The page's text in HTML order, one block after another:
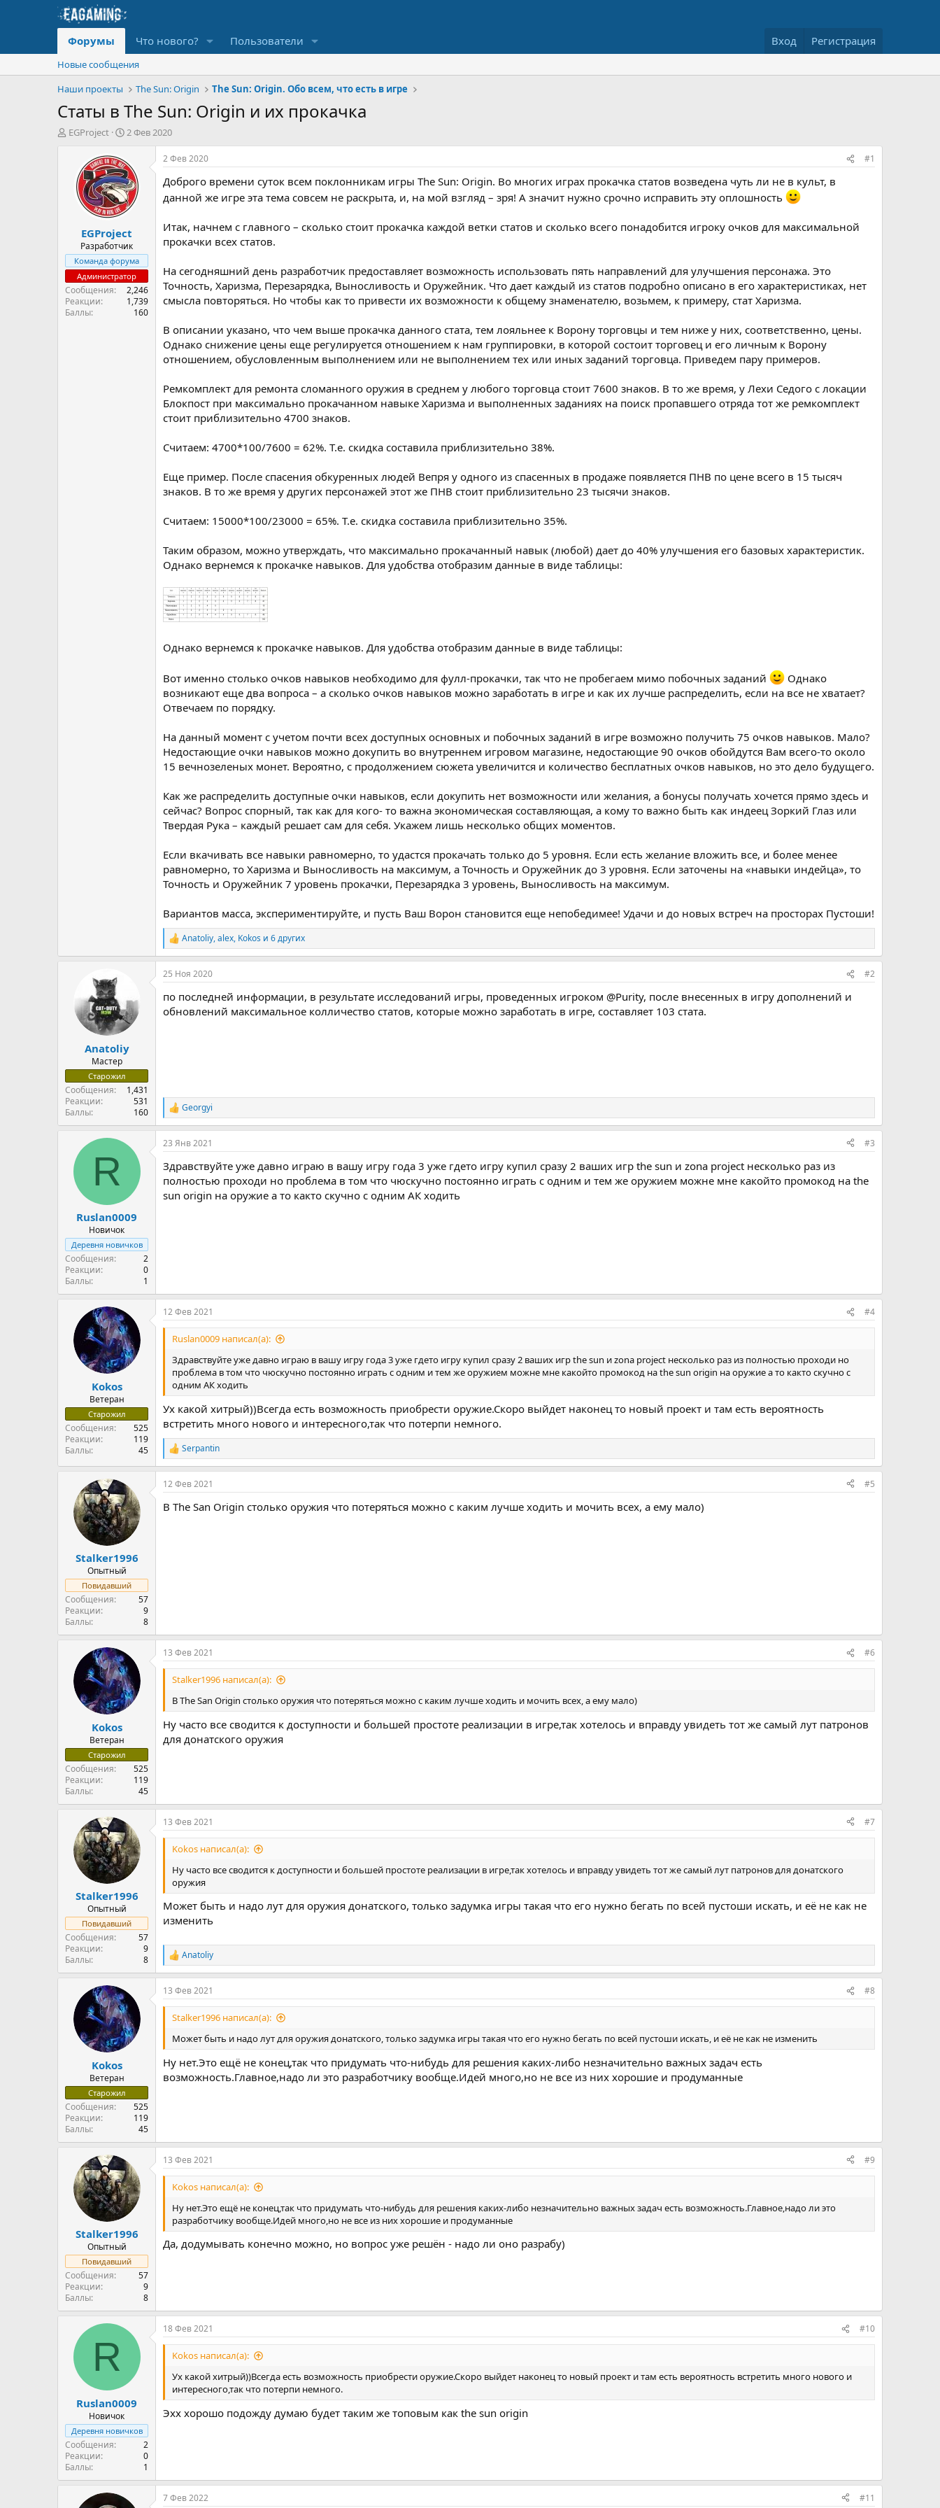
Форумы Что нового? Пользователи Вход Регистрация
Новые сообщения
Наши проекты
The Sun: Origin The Sun: Origin. Обо всем, что есть в игре
Статы в The Sun: Origin и их прокачка
А
EGProject
Д
а
н
а
ч
л
а
2 Фев 2020
EGProject
Разработчик
Команда форума
Администратор
Сообщения
2,246
Реакции
1,739
Баллы
160
2 Фев 2020 #1
Доброго времени суток всем поклонникам игры The Sun: Origin. Во многих играх прокачка статов возведена чуть ли не в культ, в
данной же игре эта тема совсем не раскрыта, и, на мой взгляд – зря! А значит нужно срочно исправить эту оплошность
Итак, начнем с главного – сколько стоит прокачка каждой ветки статов и сколько всего понадобится игроку очков для максимальной
прокачки всех статов.
На сегодняшний день разработчик предоставляет возможность использовать пять направлений для улучшения персонажа. Это
Точность, Харизма, Перезарядка, Выносливость и Оружейник. Что дает каждый из статов подробно описано в его характеристиках, нет
смысла повторяться. Но чтобы как то привести их возможности к общему знаменателю, возьмем, к примеру, стат Харизма.
В описании указано, что чем выше прокачка данного стата, тем лояльнее к Ворону торговцы и тем ниже у них, соответственно, цены.
Однако снижение цены еще регулируется отношением к нам группировки, в которой состоит торговец и его личным к Ворону
отношением, обусловленным выполнением или не выполнением тех или иных заданий торговца. Приведем пару примеров.
Ремкомплект для ремонта сломанного оружия в среднем у любого торговца стоит 7600 знаков. В то же время, у Лехи Седого с локации
Блокпост при максимально прокачанном навыке Харизма и выполненных заданиях на поиск пропавшего отряда тот же ремкомплект
стоит приблизительно 4700 знаков.
Считаем: 4700*100/7600 = 62%. Т.е. скидка составила приблизительно 38%.
Еще пример. После спасения обкуренных людей Вепря у одного из спасенных в продаже появляется ПНВ по цене всего в 15 тысяч
знаков. В то же время у других персонажей этот же ПНВ стоит приблизительно 23 тысячи знаков.
Считаем: 15000*100/23000 = 65%. Т.е. скидка составила приблизительно 35%.
Таким образом, можно утверждать, что максимально прокачанный навык (любой) дает до 40% улучшения его базовых характеристик.
Однако вернемся к прокачке навыков. Для удобства отобразим данные в виде таблицы:
Однако вернемся к прокачке навыков. Для удобства отобразим данные в виде таблицы:
Вот именно столько очков навыков необходимо для фулл-прокачки, так что не пробегаем мимо побочных заданий
Однако
возникают еще два вопроса – а сколько очков навыков можно заработать в игре и как их лучше распределить, если на все не хватает?
Отвечаем по порядку.
На данный момент с учетом почти всех доступных основных и побочных заданий в игре возможно получить 75 очков навыков. Мало?
Недостающие очки навыков можно докупить во внутреннем игровом магазине, недостающие 90 очков обойдутся Вам всего-то около
15 вечнозеленых монет. Вероятно, с продолжением сюжета увеличится и количество бесплатных очков навыков, но это дело будущего.
Как же распределить доступные очки навыков, если докупить нет возможности или желания, а бонусы получать хочется прямо здесь и
сейчас? Вопрос спорный, так как для кого- то важна экономическая составляющая, а кому то важно быть как индеец Зоркий Глаз или
Твердая Рука – каждый решает сам для себя. Укажем лишь несколько общих моментов.
Если вкачивать все навыки равномерно, то удастся прокачать только до 5 уровня. Если есть желание вложить все, и более менее
равномерно, то Харизма и Выносливость на максимум, а Точность и Оружейник до 3 уровня. Если заточены на «навыки индейца», то
Точность и Оружейник 7 уровень прокачки, Перезарядка 3 уровень, Выносливость на максимум.
Вариантов масса, экспериментируйте, и пусть Ваш Ворон становится еще непобедимее! Удачи и до новых встреч на просторах Пустоши!
Р
е
а
к
и
и
Anatoliy,alex, Kokos и 6 других
Anatoliy
Мастер
Старожил
Сообщения
1,431
Реакции
531
Баллы
160
25 Ноя 2020 #2
по последней информации, в результате исследований игры, проведенных игроком @Purity, после внесенных в игру дополнений и
обновлений максимальное колличество статов, которые можно заработать в игре, составляет 103 стата.
Р
е
а
к
и
и
Georgyi
R
Ruslan0009
Новичок
Деревня новичков
Сообщения
2
Реакции
0
Баллы
1
23 Янв 2021 #3
Здравствуйте уже давно играю в вашу игру года 3 уже гдето игру купил сразу 2 ваших игр the sun и zona project несколько раз из
полностью проходи но проблема в том что чюскучно постоянно играть с одним и тем же оружием можне мне какойто промокод на the
sun origin на оружие а то както скучно с одним АК ходить
Kokos
Ветеран
Старожил
Сообщения
525
Реакции
119
Баллы
45
12 Фев 2021 #4
Ruslan0009 написал(а):
Здравствуйте уже давно играю в вашу игру года 3 уже гдето игру купил сразу 2 ваших игр the sun и zona project несколько раз из полностью проходи но
проблема в том что чюскучно постоянно играть с одним и тем же оружием можне мне какойто промокод на the sun origin на оружие а то както скучно с
одним АК ходить
Ух какой хитрый))Всегда есть возможность приобрести оружие.Скоро выйдет наконец то новый проект и там есть вероятность
встретить много нового и интересного,так что потерпи немного.
Р
е
а
к
и
Serpantin
Stalker1996
Опытный
Повидавший
Сообщения
57
Реакции
9
Баллы
8
12 Фев 2021 #5
В The San Origin столько оружия что потеряться можно с каким лучше ходить и мочить всех, а ему мало)
Kokos
Ветеран
Старожил
Сообщения
525
Реакции
119
Баллы
45
13 Фев 2021 #6
Stalker1996 написал(а):
В The San Origin столько оружия что потеряться можно с каким лучше ходить и мочить всех, а ему мало)
Ну часто все сводится к доступности и большей простоте реализации в игре,так хотелось и вправду увидеть тот же самый лут патронов
для донатского оружия
Stalker1996
Опытный
Повидавший
Сообщения
57
Реакции
9
Баллы
8
13 Фев 2021 #7
Kokos написал(а):
Ну часто все сводится к доступности и большей простоте реализации в игре,так хотелось и вправду увидеть тот же самый лут патронов для донатского
оружия
Может быть и надо лут для оружия донатского, только задумка игры такая что его нужно бегать по всей пустоши искать, и её не как не
изменить
Р
е
а
к
ц
и
Anatoliy
Kokos
Ветеран
Старожил
Сообщения
525
Реакции
119
Баллы
45
13 Фев 2021 #8
Stalker1996 написал(а):
Может быть и надо лут для оружия донатского, только задумка игры такая что его нужно бегать по всей пустоши искать, и её не как не изменить
Ну нет.Это ещё не конец,так что придумать что-нибудь для решения каких-либо незначительно важных задач есть
возможность.Главное,надо ли это разработчику вообще.Идей много,но не все из них хорошие и продуманные
Stalker1996
Опытный
Повидавший
Сообщения
57
Реакции
9
Баллы
8
13 Фев 2021 #9
Kokos написал(а):
Ну нет.Это ещё не конец,так что придумать что-нибудь для решения каких-либо незначительно важных задач есть возможность.Главное,надо ли это
разработчику вообще.Идей много,но не все из них хорошие и продуманные
Да, додумывать конечно можно, но вопрос уже решён - надо ли оно разрабу)
R
Ruslan0009
Новичок
Деревня новичков
Сообщения
2
Реакции
0
Баллы
1
18 Фев 2021 #10
Kokos написал(а):
Ух какой хитрый))Всегда есть возможность приобрести оружие.Скоро выйдет наконец то новый проект и там есть вероятность встретить много нового и
интересного,так что потерпи немного.
Эхх хорошо подожду думаю будет таким же топовым как the sun origin
7 Фев 2022 #11